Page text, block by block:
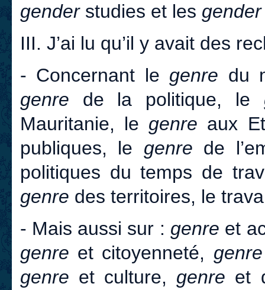
gender studies et les gender
III. J’ai lu qu’il y avait des
- Concernant le genre du
genre de la politique, le
Mauritanie, le genre aux
publiques, le genre de
politiques du temps de
genre des territoires, le
- Mais aussi sur : genre et
genre et citoyenneté, genre
genre et culture, genre et